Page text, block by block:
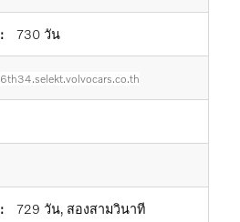
730 วัน
6th34.selekt.volvocars.co.th
729 วัน, สองสามวินาที